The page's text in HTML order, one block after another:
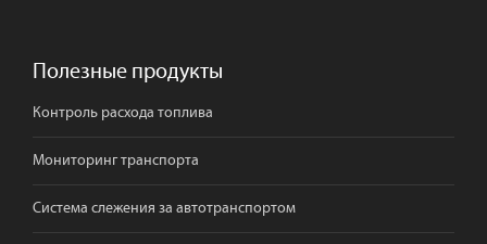
Полезные продукты
Контроль расхода топлива
Мониторинг транспорта
Система слежения за автотранспортом